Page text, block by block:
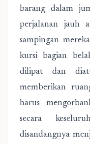
barang dalam
perjalanan jauh
sampingan
kursi bagian
dilipat dan
memberikan
harus
secara
disandangnya